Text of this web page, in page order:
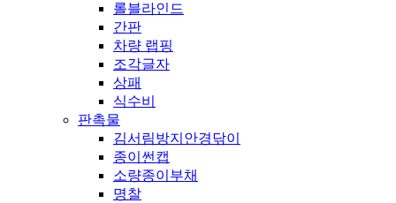
롤블라인드
간판
차량 랩핑
조각글자
상패
식수비
판촉물
김서림방지안경닦이
종이썬캡
소량종이부채
명찰